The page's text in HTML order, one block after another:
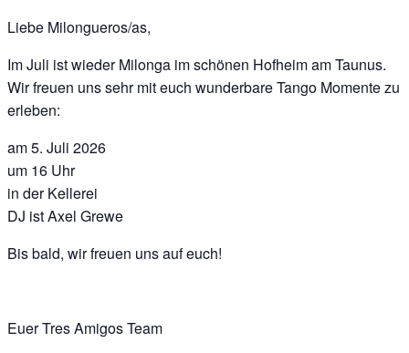
Liebe Milongueros/as,
Im Juli ist wieder Milonga im schönen Hofheim am Taunus.
Wir freuen uns sehr mit euch wunderbare Tango Momente zu
erleben:
am 5. Juli 2026
um 16 Uhr
in der Kellerei
DJ ist Axel Grewe
Bis bald, wir freuen uns auf euch!
Euer Tres Amigos Team